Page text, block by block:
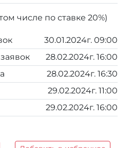
числе по ставке 20%)
30.01.2024г. 09:00
28.02.2024г. 16:00
28.02.2024г. 16:30
29.02.2024г. 11:00
29.02.2024г. 16:00